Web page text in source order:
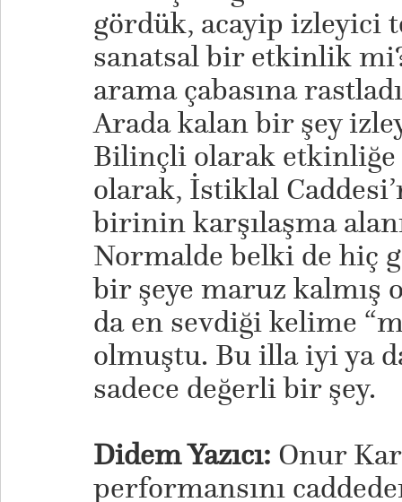
gördük, acayip izleyici
sanatsal bir etkinlik
arama çabasına
Arada kalan bir şey
Bilinçli olarak
olarak, İstiklal
birinin karşılaşma
Normalde belki de hiç
bir şeye maruz kalmış
da en sevdiği kelime
olmuştu. Bu illa iyi ya
sadece değerli bir şey.
Didem Yazıcı: Onur
performansını